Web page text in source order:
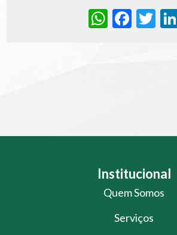
Institucional
Quem Somos
Serviços